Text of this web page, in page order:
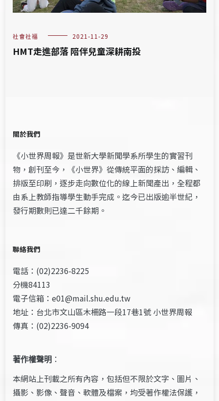
社會社福 2021-11-29
HMT走進部落 陪伴兒童深耕南投
關於我們
《小世界周報》是世新大學新聞學系所學生的實習刊
物，創刊至今，《小世界》從傳統平面的採訪、編輯、
排版至印刷，逐步走向數位化的線上新聞產出，全程都
由系上教師指導學生動手完成。迄今已出版逾半世紀，
發行期數則已達二千餘期。
聯絡我們
電話：(02)2236-8225
分機84113
電子信箱：e01@mail.shu.edu.tw
地址：台北市文山區木柵路一段17巷1號 小世界周報
傳真：(02)2236-9094
著作權聲明 ：
本網站上刊載之所有內容，包括但不限於文字、圖片、
攝影、影像、聲音、軟體及檔案，均受著作權法保護，